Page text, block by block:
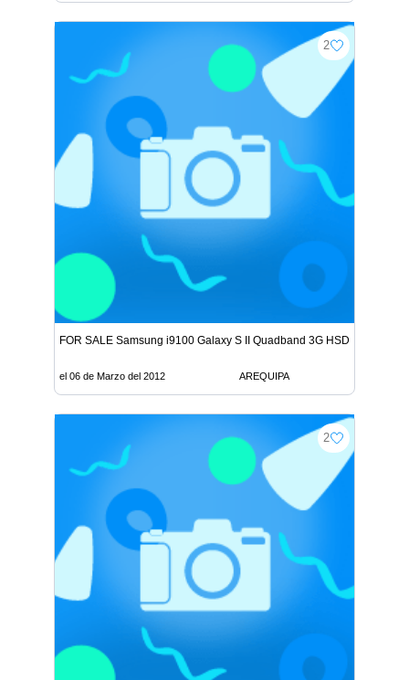
2
FOR SALE Samsung i9100 Galaxy S II Quadband 3G HSDPA GPS
el 06 de Marzo del 2012 AREQUIPA
2